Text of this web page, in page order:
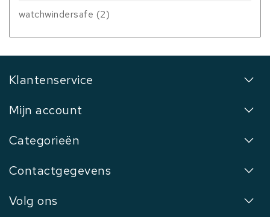
watchwindersafe (2)
Klantenservice
Mijn account
Categorieën
Contactgegevens
Volg ons